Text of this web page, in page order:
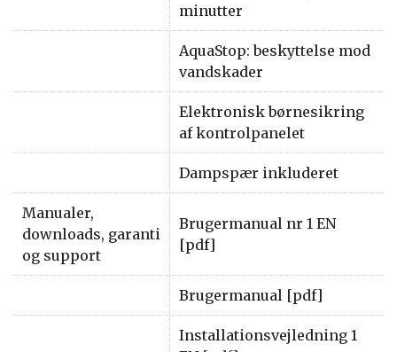
minutter
AquaStop: beskyttelse mod
vandskader
Elektronisk børnesikring
af kontrolpanelet
Dampspær inkluderet
Manualer,
downloads, garanti
og support
Brugermanual nr 1 EN
[pdf]
Brugermanual [pdf]
Installationsvejledning 1